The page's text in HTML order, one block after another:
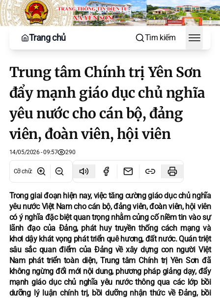
Trang chủ Tìm kiếm
Toggle
Trung tâm Chính trị Yên Sơn
đẩy mạnh giáo dục chủ nghĩa
yêu nước cho cán bộ, đảng
viên, đoàn viên, hội viên
14/05/2026 - 09:57 290
Cỡ chữ:
Trong giai đoạn hiện nay, việc tăng cường giáo dục chủ nghĩa
yêu nước Việt Nam cho cán bộ, đảng viên, đoàn viên, hội viên
có ý nghĩa đặc biệt quan trọng nhằm củng cố niềm tin vào sự
lãnh đạo của Đảng, phát huy truyền thống cách mạng và
khơi dậy khát vọng phát triển quê hương, đất nước. Quán triệt
sâu sắc quan điểm của Đảng về xây dựng con người Việt
Nam phát triển toàn diện, Trung tâm Chính trị Yên Sơn đã
không ngừng đổi mới nội dung, phương pháp giảng dạy, đẩy
mạnh giáo dục chủ nghĩa yêu nước thông qua các lớp bồi
dưỡng lý luận chính trị, bồi dưỡng nhận thức về Đảng, bồi